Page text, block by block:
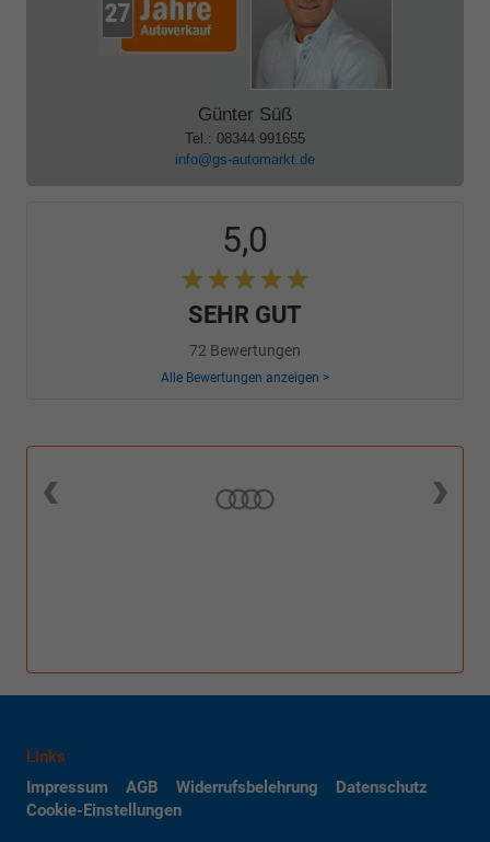
Günter Süß
Tel.: 08344 991655
info@gs-automarkt.de
5,0
SEHR GUT
72 Bewertungen
Alle Bewertungen anzeigen >
Links
Impressum
AGB Widerrufsbelehrung
Datenschutz
Cookie-Einstellungen